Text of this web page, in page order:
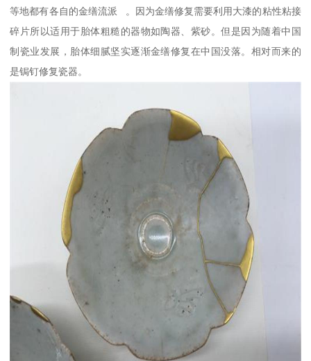
等地都有各自的金缮流派 。因为金缮修复需要利用大漆的粘性粘接
碎片所以适用于胎体粗糙的器物如陶器、紫砂。但是因为随着中国
制瓷业发展，胎体细腻坚实逐渐金缮修复在中国没落。相对而来的
是锔钉修复瓷器。